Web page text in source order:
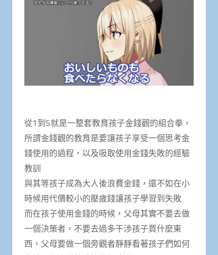
從1到5就是一整套教育孩子金錢觀的組合拳，
所謂金錢觀的教育是要讓孩子享受一個思考金
錢使用的過程，以及吸取使用金錢失敗的經驗
教訓
與其等孩子成為大人後浪費金錢，還不如在小
時候用代價較小的壓歲錢讓孩子學習到失敗
而在孩子使用金錢的時候，父母其實不要去做
一個決策者，不要去過多干涉孩子買什麼東
西，父母要做一個旁觀者靜靜看著孩子們如何